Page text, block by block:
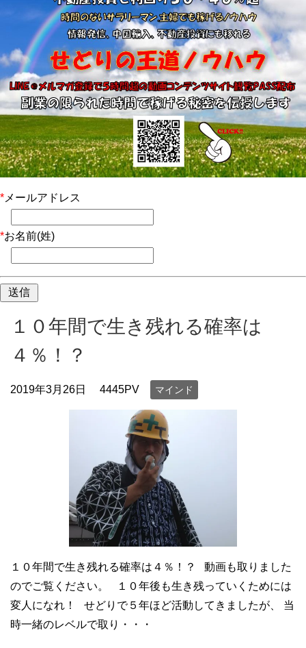
* メールアドレス
*お名前(姓)
１０年間で生き残れる確率は
４％！？
2019年3月26日 4445PV マインド
１０年間で生き残れる確率は４％！？ 動画も取りました
のでご覧ください。 １０年後も生き残っていくためには
変人になれ！ せどりで５年ほど活動してきましたが、 当
時一緒のレベルで取り・・・